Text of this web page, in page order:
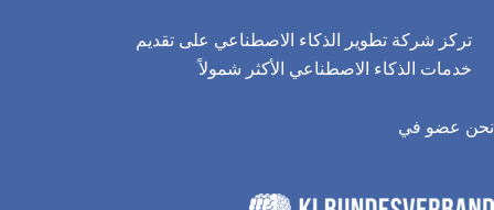
تركز شركة تطوير الذكاء الاصطناعي على تقديم
خدمات الذكاء الاصطناعي الأكثر شمولاً
نحن عضو في